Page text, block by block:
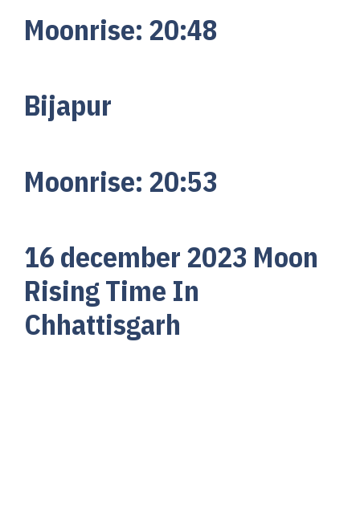
Moonrise: 20:48
Bijapur
Moonrise: 20:53
16 december 2023 Moon
Rising Time In
Chhattisgarh